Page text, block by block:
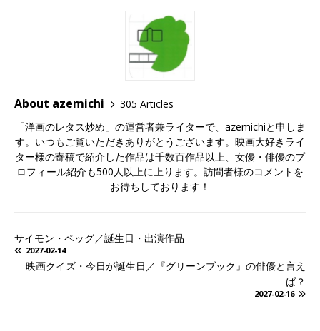
About azemichi
305 Articles
「洋画のレタス炒め」の運営者兼ライターで、azemichiと申しま
す。いつもご覧いただきありがとうございます。映画大好きライ
ター様の寄稿で紹介した作品は千数百作品以上、女優・俳優のプ
ロフィール紹介も500人以上に上ります。訪問者様のコメントを
お待ちしております！
サイモン・ペッグ／誕生日・出演作品
2027-02-14
映画クイズ・今日が誕生日／『グリーンブック』の俳優と言え
ば？
2027-02-16